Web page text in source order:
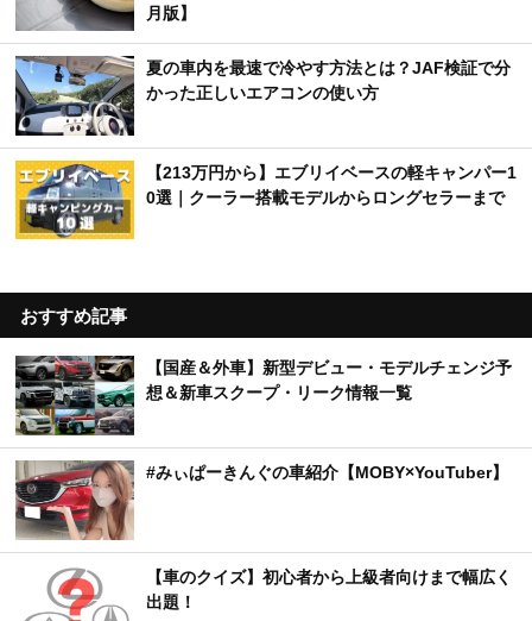
月版】
夏の車内を最速で冷やす方法とは？JAF検証で分
かった正しいエアコンの使い方
【213万円から】エブリイベースの軽キャンパー1
0選｜クーラー搭載モデルからロングセラーまで
おすすめ記事
【国産＆外車】新型デビュー・モデルチェンジ予
想＆新車スクープ・リーク情報一覧
#みぃぱーきんぐの車紹介【MOBY×YouTuber】
【車のクイズ】初心者から上級者向けまで幅広く
出題！